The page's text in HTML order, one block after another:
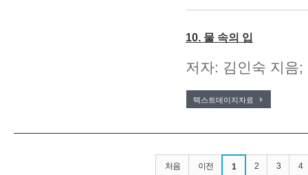
10. 물 속의 입
저자: 김인숙 지음
텍스트데이지자료
처음 이전 1 2 3 4